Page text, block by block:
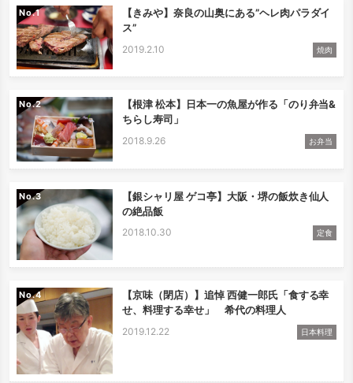
No.
【きみや】奈良の山奥にある”ヘレ肉パラダイ
ス”
2019.2.10 焼肉
No.
【根津 松本】日本一の魚屋が作る「のり弁当&
ちらし寿司」
2018.9.26 お弁当
No.
【銀シャリ屋 ゲコ亭】大阪・堺の飯炊き仙人
の絶品飯
2018.10.30 定食
No.
【京味（閉店）】追悼 西健一郎氏「食する幸
せ、料理する幸せ」 希代の料理人
2019.12.22 日本料理